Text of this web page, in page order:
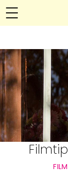
Hälsa
Relationer
Handarbete
Anna María
Hem
Om Anna
Kategorier